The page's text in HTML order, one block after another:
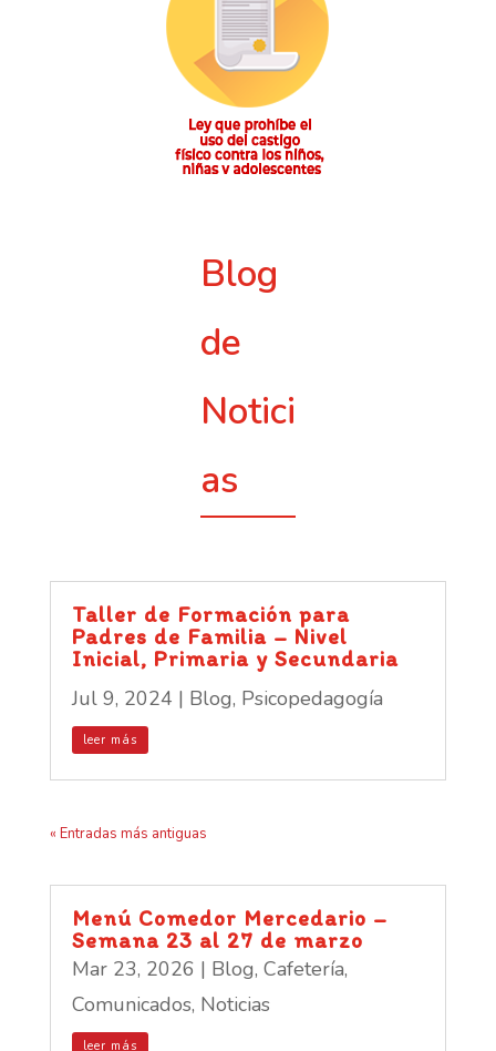
Blog
de
Notici
as
Taller de Formación para
Padres de Familia – Nivel
Inicial, Primaria y Secundaria
Jul 9, 2024 | Blog, Psicopedagogía
leer más
« Entradas más antiguas
Menú Comedor Mercedario –
Semana 23 al 27 de marzo
Mar 23, 2026 | Blog, Cafetería,
Comunicados, Noticias
leer más